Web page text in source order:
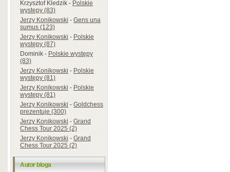
Krzysztof Kledzik-Polskie
występy (83)
Jerzy Konikowski-Gens una
sumus (123)
Jerzy Konikowski-Polskie
występy (87)
Dominik-Polskie występy
(83)
Jerzy Konikowski-Polskie
występy (81)
Jerzy Konikowski-Polskie
występy (81)
Jerzy Konikowski-Goldchess
prezentuje (300)
Jerzy Konikowski-Grand
Chess Tour 2025 (2)
Jerzy Konikowski-Grand
Chess Tour 2025 (2)
Autor bloga